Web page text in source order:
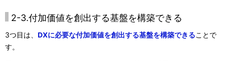
2-3.付加価値を創出する基盤を構築できる
3つ目は、 DXに必要な付加価値を創出する基盤を構築できることで
す。